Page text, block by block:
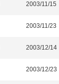
2003/11/15
2003/11/23
2003/12/14
2003/12/23